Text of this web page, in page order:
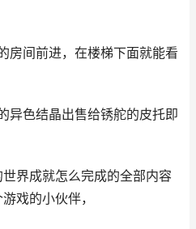
间前进，在楼梯下面就能看
色结晶出售给锈舵的皮托即
界成就怎么完成的全部内容
戏的小伙伴，